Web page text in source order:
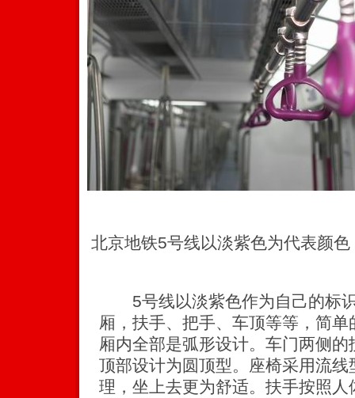
北京地铁5号线以淡紫色为代表颜色
5号线以淡紫色作为自己的标识
厢，扶手、把手、车顶等等，简
厢内全部是弧形设计。车门两侧
顶部设计为圆顶型。座椅采用流
理，坐上去更为舒适。扶手按照